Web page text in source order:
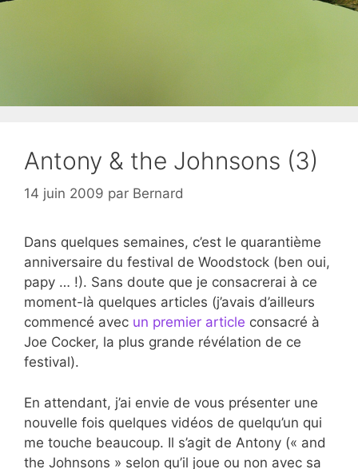
Antony & the Johnsons (3)
14 juin 2009 par Bernard
Dans quelques semaines, c’est le quarantième
anniversaire du festival de Woodstock (ben oui,
papy … !). Sans doute que je consacrerai à ce
moment-là quelques articles (j’avais d’ailleurs
commencé avec un premier article consacré à
Joe Cocker, la plus grande révélation de ce
festival).
En attendant, j’ai envie de vous présenter une
nouvelle fois quelques vidéos de quelqu’un qui
me touche beaucoup. Il s’agit de Antony (« and
the Johnsons » selon qu’il joue ou non avec sa